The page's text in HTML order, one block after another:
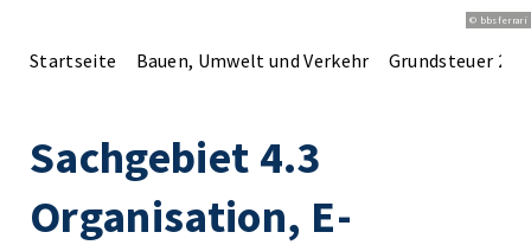
© bbsferrari
Startseite Bauen, Umwelt und Verkehr Grundsteuer
Sachgebiet 4.3
Organisation, E-